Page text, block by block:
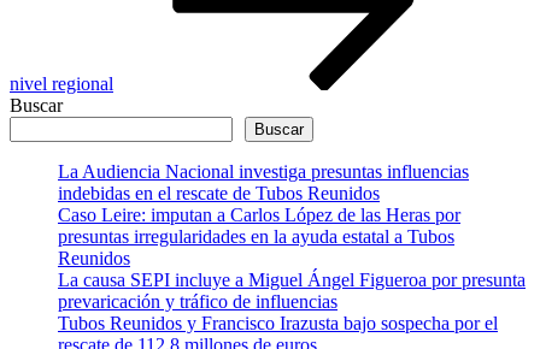
nivel regional
Buscar
Buscar
La Audiencia Nacional investiga presuntas influencias
indebidas en el rescate de Tubos Reunidos
Caso Leire: imputan a Carlos López de las Heras por
presuntas irregularidades en la ayuda estatal a Tubos
Reunidos
La causa SEPI incluye a Miguel Ángel Figueroa por presunta
prevaricación y tráfico de influencias
Tubos Reunidos y Francisco Irazusta bajo sospecha por el
rescate de 112,8 millones de euros